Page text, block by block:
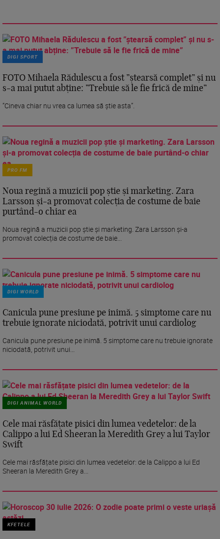
DIGI SPORT
FOTO Mihaela Rădulescu a fost ”ștearsă complet” și nu
s-a mai putut abține: ”Trebuie să le fie frică de mine”
”Cineva chiar nu vrea ca lumea să știe asta”.
PRO FM
Noua regină a muzicii pop știe și marketing. Zara
Larsson și-a promovat colecția de costume de baie
purtând-o chiar ea
Noua regină a muzicii pop știe și marketing. Zara Larsson și-a
promovat colecția de costume de baie...
DIGI WORLD
Canicula pune presiune pe inimă. 5 simptome care nu
trebuie ignorate niciodată, potrivit unui cardiolog
Canicula pune presiune pe inimă. 5 simptome care nu trebuie ignorate
niciodată, potrivit unui...
DIGI ANIMAL WORLD
Cele mai răsfățate pisici din lumea vedetelor: de la
Calippo a lui Ed Sheeran la Meredith Grey a lui Taylor
Swift
Cele mai răsfățate pisici din lumea vedetelor: de la Calippo a lui Ed
Sheeran la Meredith Grey a...
KFETELE